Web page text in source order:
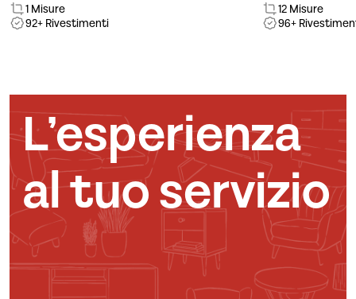
1 Misure
92+ Rivestimenti
12 Misure
96+
L’esperienza
al tuo servizio